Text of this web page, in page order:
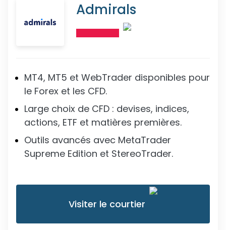
Admirals
MT4, MT5 et WebTrader disponibles pour
le Forex et les CFD.
Large choix de CFD : devises, indices,
actions, ETF et matières premières.
Outils avancés avec MetaTrader
Supreme Edition et StereoTrader.
Visiter le courtier